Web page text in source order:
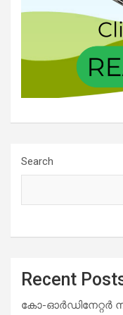
Search
Recent
കോ-ഓർഡിനേറ്റർ